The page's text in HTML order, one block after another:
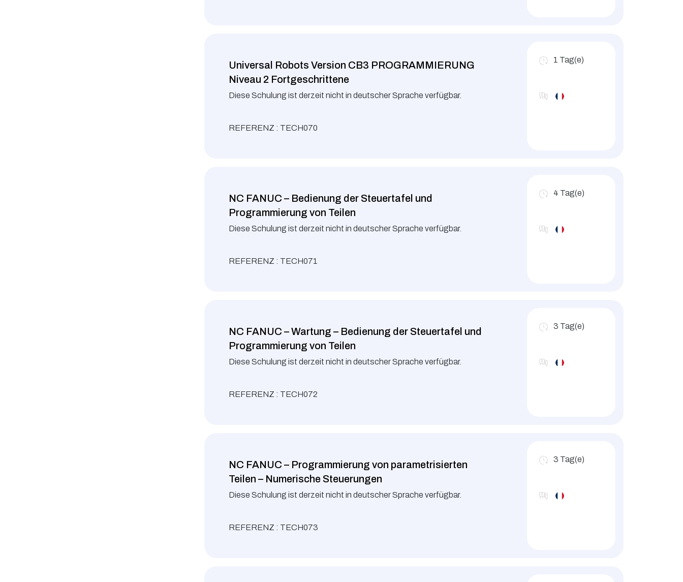
Universal Robots Version CB3 PROGRAMMIERUNG
Niveau 2 Fortgeschrittene
Diese Schulung ist derzeit nicht in deutscher Sprache verfügbar.
REFERENZ : TECH070
1 Tag(e)
NC FANUC – Bedienung der Steuertafel und
Programmierung von Teilen
Diese Schulung ist derzeit nicht in deutscher Sprache verfügbar.
REFERENZ : TECH071
4 Tag(e)
NC FANUC – Wartung – Bedienung der Steuertafel und
Programmierung von Teilen
Diese Schulung ist derzeit nicht in deutscher Sprache verfügbar.
REFERENZ : TECH072
3 Tag(e)
NC FANUC – Programmierung von parametrisierten
Teilen – Numerische Steuerungen
Diese Schulung ist derzeit nicht in deutscher Sprache verfügbar.
REFERENZ : TECH073
3 Tag(e)